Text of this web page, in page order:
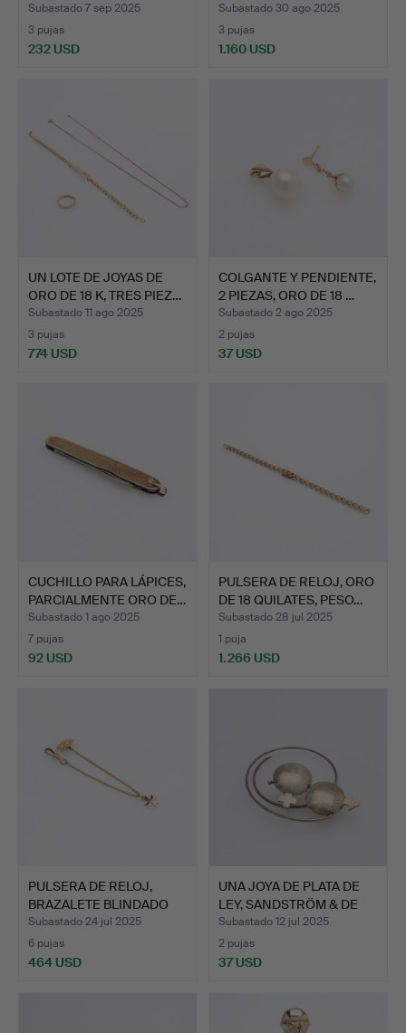
ACER…
Subastado 7 sep 2025
3 pujas
232 USD
Subastado 30 ago 2025
3 pujas
1.160 USD
UN LOTE DE JOYAS DE
ORO DE 18 K, TRES PIEZ…
Subastado 11 ago 2025
3 pujas
774 USD
COLGANTE Y PENDIENTE,
2 PIEZAS, ORO DE 18 …
Subastado 2 ago 2025
2 pujas
37 USD
CUCHILLO PARA LÁPICES,
PARCIALMENTE ORO DE…
Subastado 1 ago 2025
7 pujas
92 USD
PULSERA DE RELOJ, ORO
DE 18 QUILATES, PESO…
Subastado 28 jul 2025
1 puja
1.266 USD
PULSERA DE RELOJ,
BRAZALETE BLINDADO
DE OR…
Subastado 24 jul 2025
6 pujas
464 USD
UNA JOYA DE PLATA DE
LEY, SANDSTRÖM & DE
W…
Subastado 12 jul 2025
2 pujas
37 USD